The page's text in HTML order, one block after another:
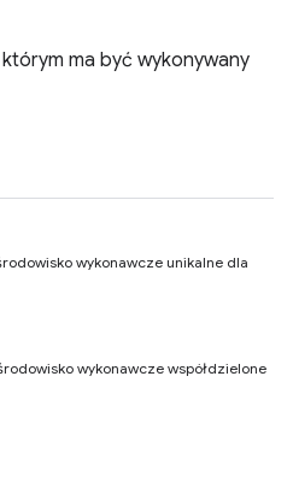
ma być wykonywany
wykonawcze unikalne dla
wykonawcze współdzielone